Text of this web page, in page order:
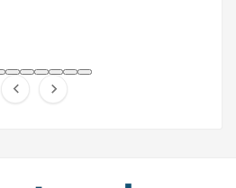
 